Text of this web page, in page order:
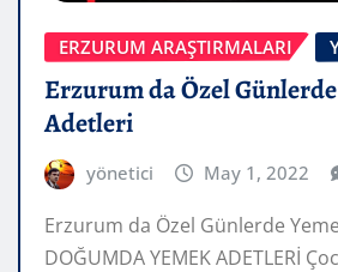
ERZURUM ARAŞTIRMALARI
Erzurum da Özel
Adetleri
yönetici May 1, 2022
Erzurum da Özel Günlerde
DOĞUMDA YEMEK ADETLERİ